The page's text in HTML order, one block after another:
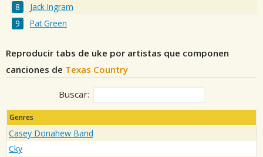
Jack Ingram
Pat Green
Reproducir tabs de uke por artistas que componen
canciones de Texas Country
Buscar:
Genres
Casey Donahew Band
Cky